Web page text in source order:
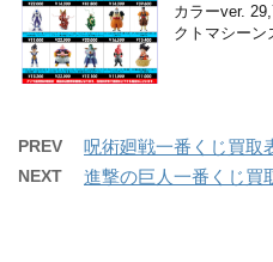
カラーver.
クトマシーン
PREV 呪術廻戦一番くじ買取
NEXT 進撃の巨人一番くじ買